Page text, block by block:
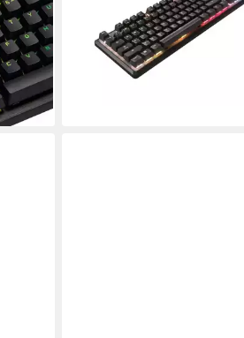
K70 CORE TKL RGB Gaming-
Tastatur (DE)
135,45 €
leider ausverkauft